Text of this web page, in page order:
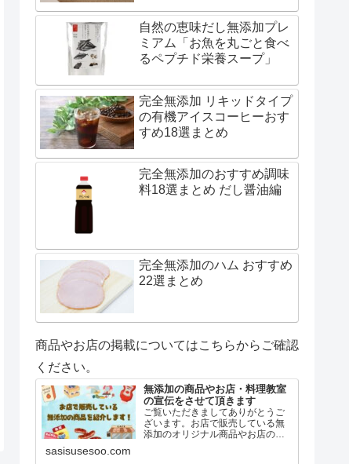
自然の恵味だし無添加プレ
ミアム「お魚を丸ごと食べ
るペプチド栄養スープ」
完全無添加 リキッドタイプ
の有機アイスコーヒーおす
すめ18選まとめ
完全無添加のおすすめ調味
料18選まとめ だし醤油編
完全無添加のハム おすすめ
22選まとめ
商品やお店の掲載についてはこちらからご確認
ください。
無添加の商品やお店・料理教室
の宣伝をさせて頂きます
ご覧いただきましてありがとうご
ざいます。お店で販売している無
添加のオリジナル商品やお店の紹
sasisusesoo.com